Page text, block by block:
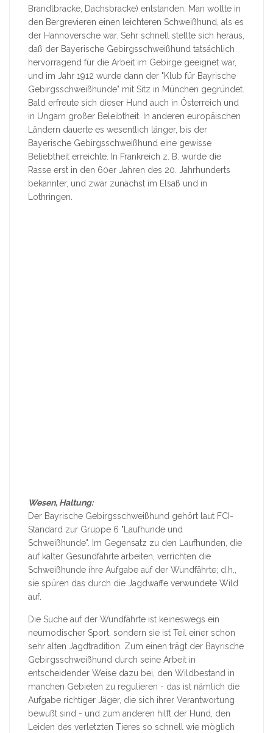
Brandlbracke, Dachsbracke) entstanden. Man wollte in
den Bergrevieren einen leichteren Schweißhund, als es
der Hannoversche war. Sehr schnell stellte sich heraus,
daß der Bayerische Gebirgsschweißhund tatsächlich
hervorragend für die Arbeit im Gebirge geeignet war,
und im Jahr 1912 wurde dann der "Klub für Bayrische
Gebirgsschweißhunde" mit Sitz in München gegründet.
Bald erfreute sich dieser Hund auch in Österreich und
in Ungarn großer Beleibtheit. In anderen europäischen
Ländern dauerte es wesentlich länger, bis der
Bayerische Gebirgsschweißhund eine gewisse
Beliebtheit erreichte. In Frankreich z. B. wurde die
Rasse erst in den 60er Jahren des 20. Jahrhunderts
bekannter, und zwar zunächst im Elsaß und in
Lothringen.
Wesen, Haltung:
Der Bayrische Gebirgsschweißhund gehört laut FCI-
Standard zur Gruppe 6 "Laufhunde und
Schweißhunde". Im Gegensatz zu den Laufhunden, die
auf kalter Gesundfährte arbeiten, verrichten die
Schweißhunde ihre Aufgabe auf der Wundfährte; d.h.,
sie spüren das durch die Jagdwaffe verwundete Wild
auf.
Die Suche auf der Wundfährte ist keineswegs ein
neumodischer Sport, sondern sie ist Teil einer schon
sehr alten Jagdtradition. Zum einen trägt der Bayrische
Gebirgsschweißhund durch seine Arbeit in
entscheidender Weise dazu bei, den Wildbestand in
manchen Gebieten zu regulieren - das ist nämlich die
Aufgabe richtiger Jäger, die sich ihrer Verantwortung
bewußt sind - und zum anderen hilft der Hund, den
Leiden des verletzten Tieres so schnell wie möglich